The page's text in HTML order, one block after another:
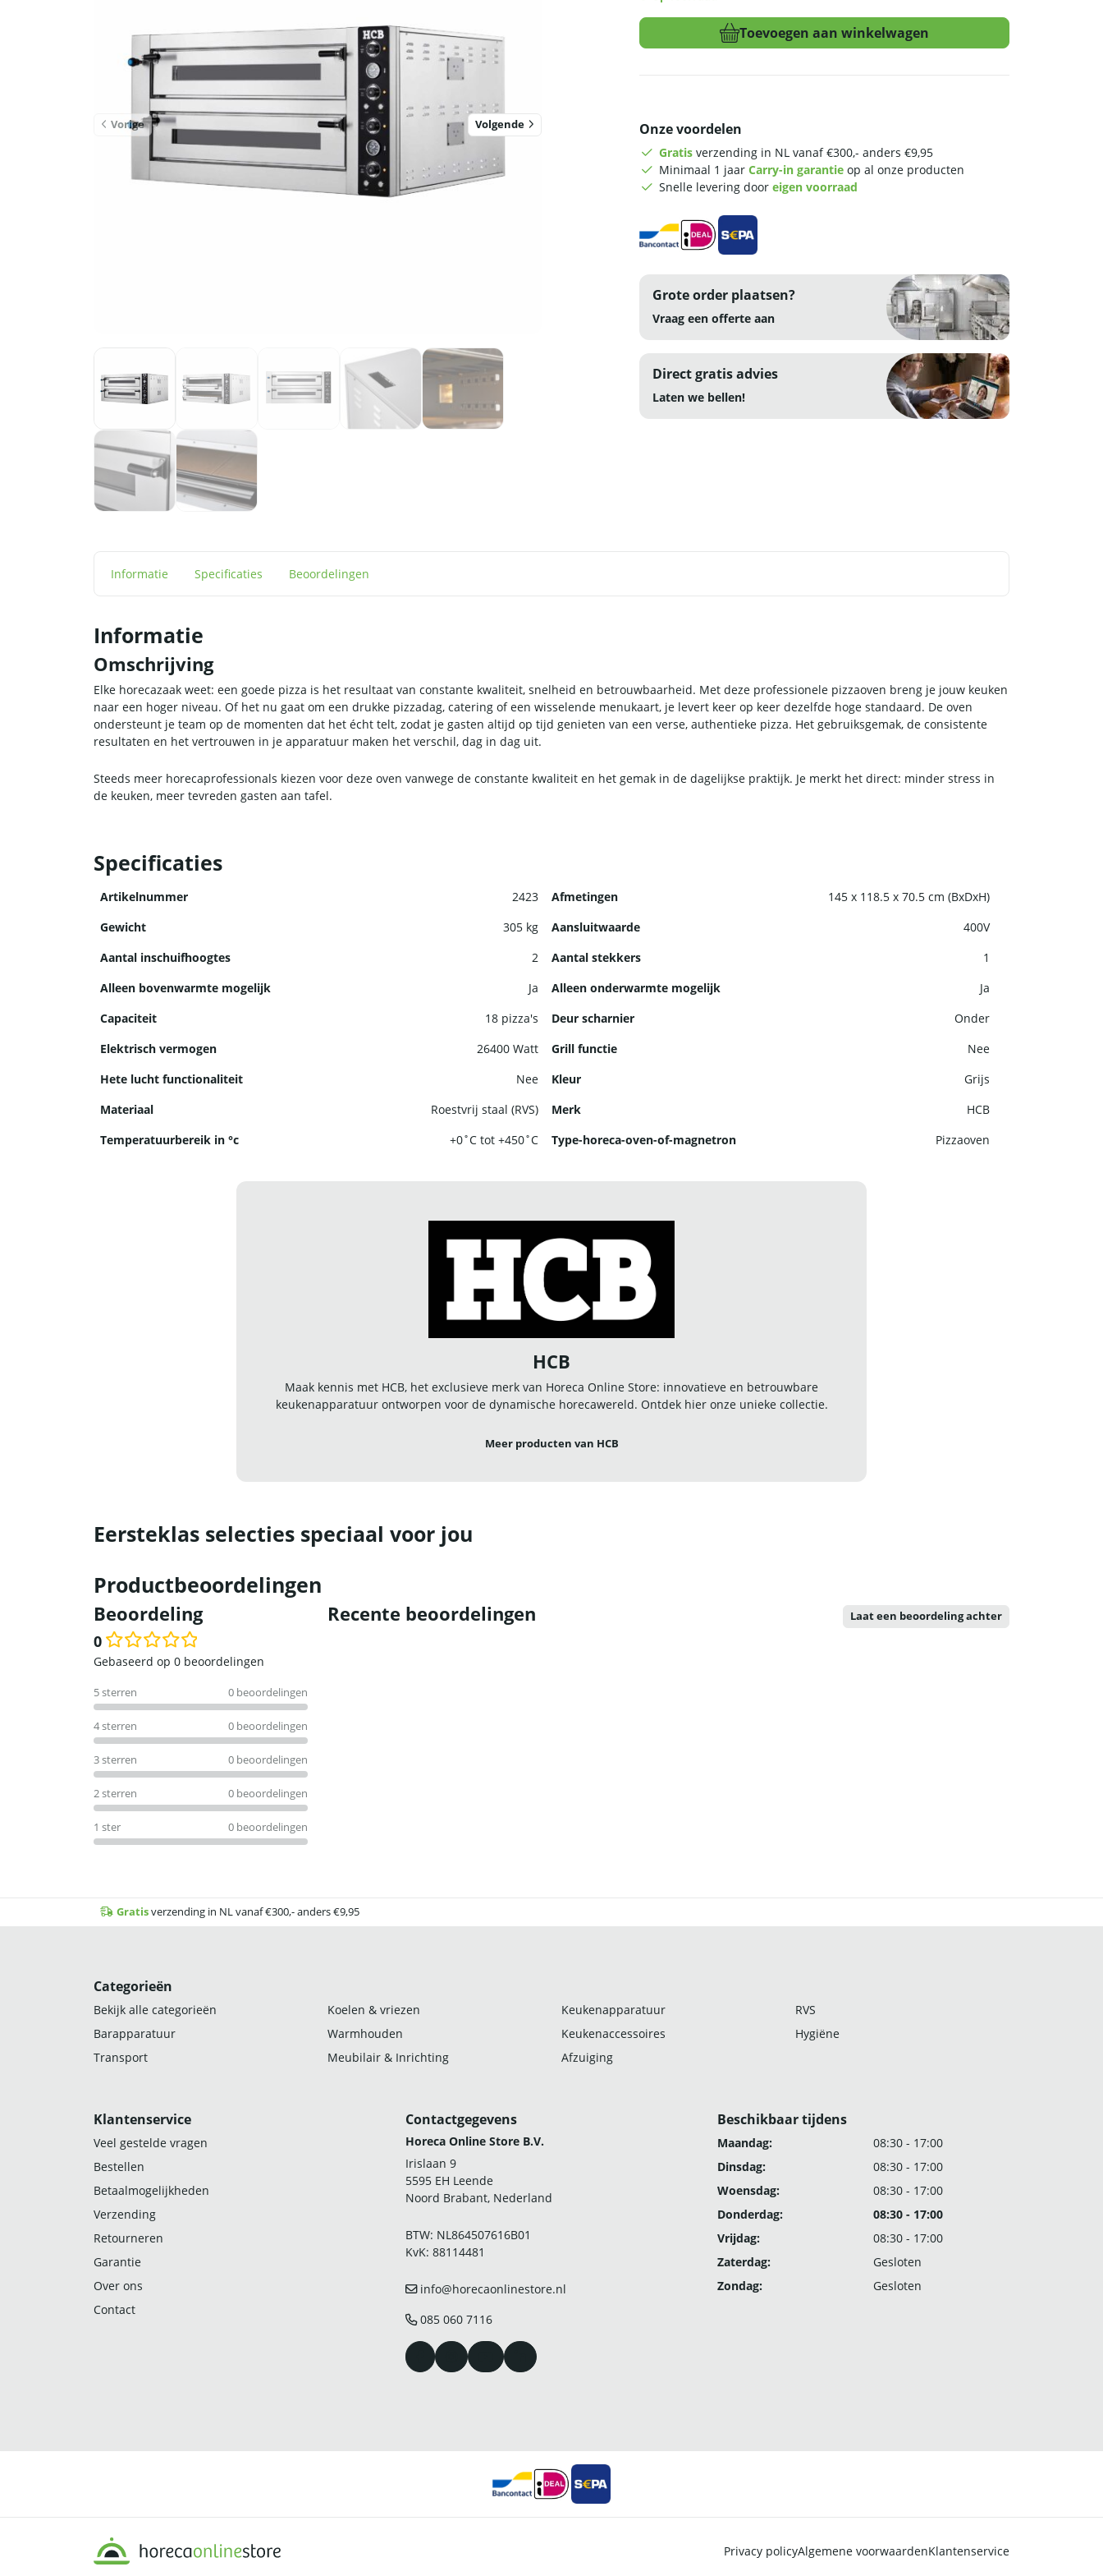
Vorige Volgende
HCB
9
-
400V
aantal
Toevoegen aan winkelwagen
Onze voordelen
Gratis verzending in NL vanaf €300,- anders €9,95
Minimaal 1 jaar Carry-in garantie op al onze producten
Snelle levering door eigen voorraad
Grote order plaatsen?
Vraag een offerte aan
Direct gratis advies
Laten we bellen!
Informatie Specificaties Beoordelingen
Informatie
Omschrijving
Elke horecazaak weet: een goede pizza is het resultaat van constante kwaliteit, snelheid en betrouwbaarheid. Met deze professionele pizzaoven breng je jouw keuken
naar een hoger niveau. Of het nu gaat om een drukke pizzadag, catering of een wisselende menukaart, je levert keer op keer dezelfde hoge standaard. De oven
ondersteunt je team op de momenten dat het écht telt, zodat je gasten altijd op tijd genieten van een verse, authentieke pizza. Het gebruiksgemak, de consistente
resultaten en het vertrouwen in je apparatuur maken het verschil, dag in dag uit.
Steeds meer horecaprofessionals kiezen voor deze oven vanwege de constante kwaliteit en het gemak in de dagelijkse praktijk. Je merkt het direct: minder stress in
de keuken, meer tevreden gasten aan tafel.
Specificaties
Artikelnummer 2423 Afmetingen
145 x 118.5 x 70.5 cm (BxDxH)
Gewicht
305 kg Aansluitwaarde
400V
Aantal inschuifhoogtes
2 Aantal stekkers
1
Alleen bovenwarmte mogelijk
Ja Alleen onderwarmte mogelijk
Ja
Capaciteit
18 pizza's Deur scharnier
Onder
Elektrisch vermogen
26400 Watt Grill functie
Nee
Hete lucht functionaliteit
Nee Kleur
Grijs
Materiaal
Roestvrij staal (RVS) Merk
HCB
Temperatuurbereik in °c
+0˚C tot +450˚C Type-horeca-oven-of-magnetron Pizzaoven
HCB
Maak kennis met HCB, het exclusieve merk van Horeca Online Store: innovatieve en betrouwbare
keukenapparatuur ontworpen voor de dynamische horecawereld. Ontdek hier onze unieke collectie.
Meer producten van HCB
Eersteklas selecties speciaal voor jou
Productbeoordelingen
Beoordeling
0
Waardering
uit
5
Gebaseerd op 0 beoordelingen
5 sterren 0 beoordelingen
4 sterren 0 beoordelingen
3 sterren 0 beoordelingen
2 sterren 0 beoordelingen
1 ster 0 beoordelingen
Recente beoordelingen Laat een beoordeling achter
Gratisverzending in NL vanaf €300,- anders €9,95
Categorieën
Bekijk alle categorieën Koelen & vriezen Keukenapparatuur
RVS
Barapparatuur
Warmhouden Keukenaccessoires
Hygiëne
Transport
Meubilair & Inrichting Afzuiging
Klantenservice
Veel gestelde vragen
Bestellen
Betaalmogelijkheden
Verzending
Retourneren
Garantie
Over ons
Contact
Contactgegevens
Horeca Online Store B.V.
Irislaan 9
5595 EH Leende
Noord Brabant, Nederland
BTW: NL864507616B01
KvK: 88114481
info@horecaonlinestore.nl
085 060 7116
Beschikbaar tijdens
Maandag:
08:30 - 17:00
Dinsdag:
08:30 - 17:00
Woensdag:
08:30 - 17:00
Donderdag:
08:30 - 17:00
Vrijdag:
08:30 - 17:00
Zaterdag:
Gesloten
Zondag:
Gesloten
Privacy policyAlgemene voorwaardenKlantenservice